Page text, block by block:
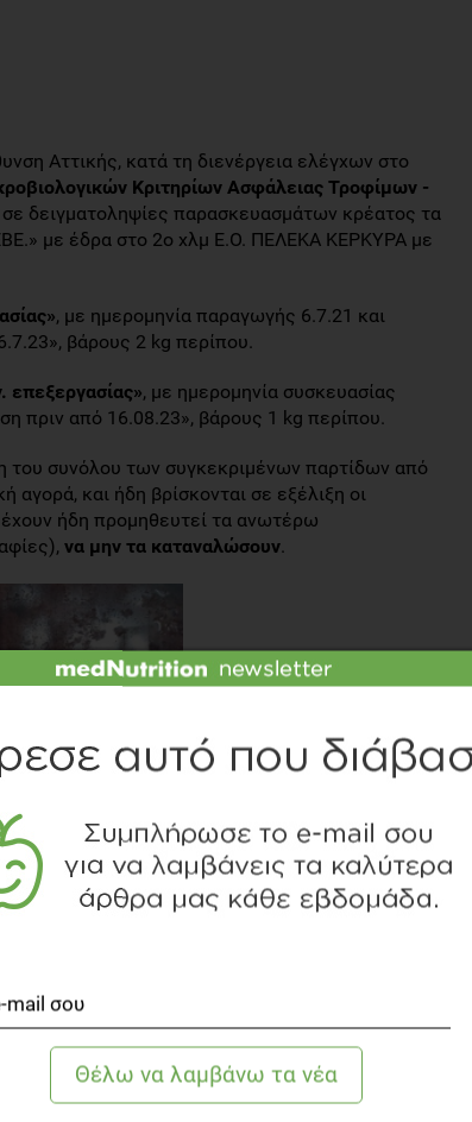
Αττικής, κατά τη διενέργεια ελέγχων στο
Κριτηρίων Ασφάλειας Τροφίμων -
δειγματοληψίες παρασκευασμάτων κρέατος τα
με έδρα στο 2ο χλμ Ε.Ο. ΠΕΛΕΚΑ ΚΕΡΚΥΡΑ με
, με ημερομηνία παραγωγής 6.7.21 και
βάρους 2 kg περίπου.
επεξεργασίας», με ημερομηνία συσκευασίας
πριν από 16.08.23», βάρους 1 kg περίπου.
συνόλου των συγκεκριμένων παρτίδων από
και ήδη βρίσκονται σε εξέλιξη οι
έχουν ήδη προμηθευτεί τα ανωτέρω
να μην τα καταναλώσουν.